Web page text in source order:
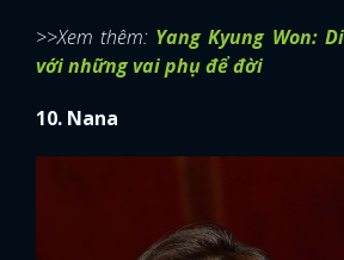
>>Xem thêm: Yang Kyung Won:
với những vai phụ để đời
10. Nana